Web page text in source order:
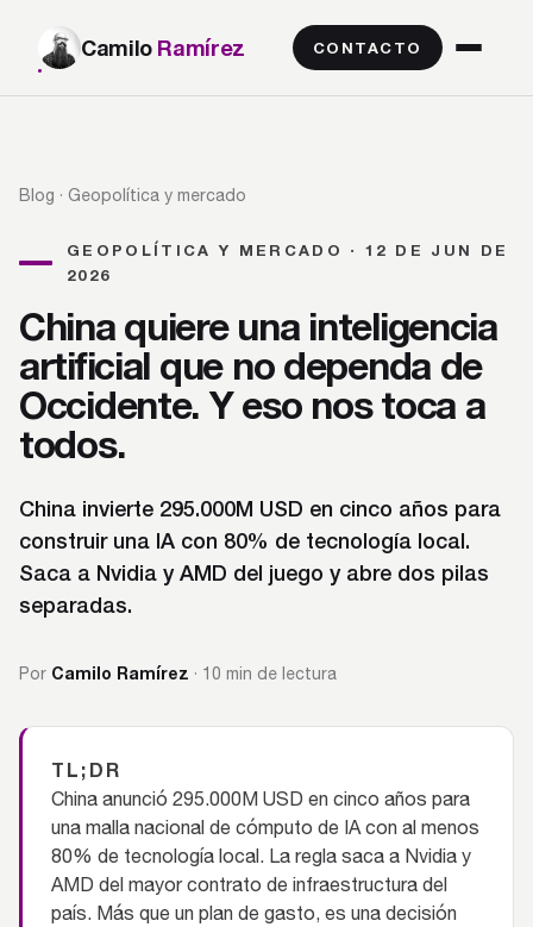
Camilo Ramírez CONTACTO
Blog · Geopolítica y mercado
GEOPOLÍTICA Y MERCADO · 12 DE JUN DE
2026
China quiere una inteligencia
artificial que no dependa de
Occidente. Y eso nos toca a
todos.
China invierte 295.000M USD en cinco años para
construir una IA con 80% de tecnología local.
Saca a Nvidia y AMD del juego y abre dos pilas
separadas.
Por Camilo Ramírez · 10 min de lectura
TL;DR
China anunció 295.000M USD en cinco años para
una malla nacional de cómputo de IA con al menos
80% de tecnología local. La regla saca a Nvidia y
AMD del mayor contrato de infraestructura del
país. Más que un plan de gasto, es una decisión